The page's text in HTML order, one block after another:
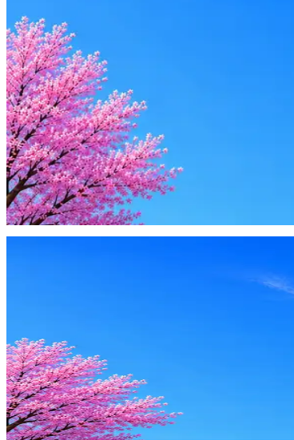
AI-адаптация отклика под вакансию
AI генерация сопроводительных писем
4 990 ₽/мес
Купить доступ
Будьте осторожны: если работодатель просит
деньги — это мошенники.
Жмите Пожаловаться ·Гайд по безопасности
Стратегия поиска с AI: рынки, позиции, вилка,
AI-адаптация отклика под вакансию
AI генерация сопроводительных писем
4 990 ₽/мес
Купить доступ